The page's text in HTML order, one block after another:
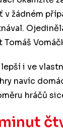
žádném
i ve
navíc
hráčů